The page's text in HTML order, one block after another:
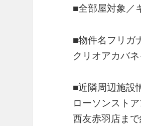
■全部屋対象／
■物件名フリガ
クリオアカバ
■近隣周辺施設
ローソンスト
西友赤羽店ま